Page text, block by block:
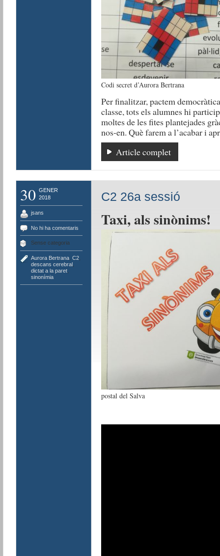
Codi secret d’Aurora Bertrana
Per finalitzar, pactem
classe, tots els alumnes hi
moltes de les fites plantejades
nos-en. Què farem a l’acabar i
Article complet
30 GENER
2018
jsans
No hi ha comentaris
Sense categoria
Aurora Bertrana, C2,
descans cerebral,
dictat a la paret,
sinonímia
C2 26a sessió
Taxi, als sinònims!
postal del Salva